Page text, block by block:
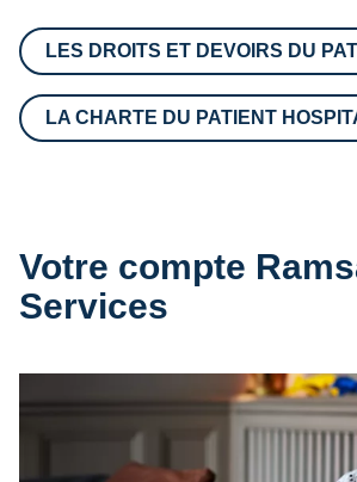
LES DROITS ET DEVOIRS DU
LA CHARTE DU PATIENT
Votre compte
Services